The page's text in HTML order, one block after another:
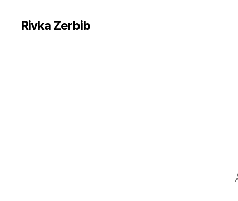
Rivka Zerbib